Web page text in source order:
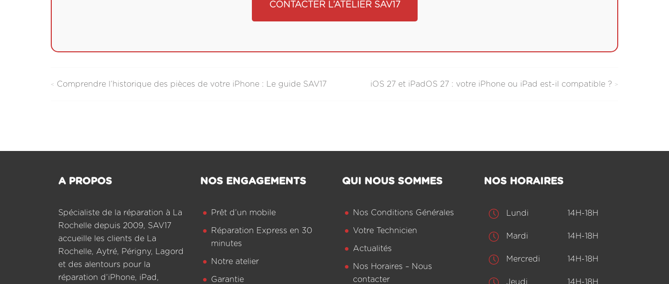
CONTACTER L’ATELIER SAV17
l’article
Comprendre l’historique des pièces de votre iPhone : Le guide SAV17 iOS 27 et iPadOS 27 : votre iPhone ou iPad est-il compatible ?
A PROPOS
Spécialiste de la réparation à La
Rochelle depuis 2009, SAV17
accueille les clients de La
Rochelle, Aytré, Périgny, Lagord
et des alentours pour la
réparation d’iPhone, iPad,
NOS ENGAGEMENTS
Prêt d’un mobile
Réparation Express en 30
minutes
Notre atelier
Garantie
QUI NOUS SOMMES
Nos Conditions Générales
Votre Technicien
Actualités
Nos Horaires – Nous
contacter
NOS HORAIRES
Lundi 14H-18H
Mardi 14H-18H
Mercredi 14H-18H
Jeudi 14H-18H